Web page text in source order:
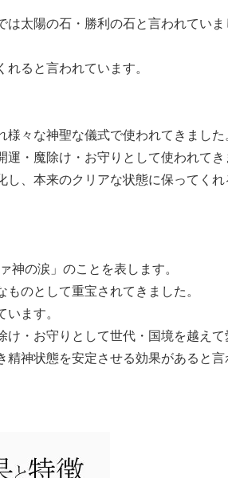
太陽の石・勝利の石と言われていま
ると言われています。
々な神聖な儀式で使われてきました
・魔除け・お守りとして使われてき
、本来のクリアな状態に保ってくれ
神の涙」のことを表します。
のとして重宝されてきました。
ます。
・お守りとして世代・国境を越えて
神状態を安定させる効果があると言